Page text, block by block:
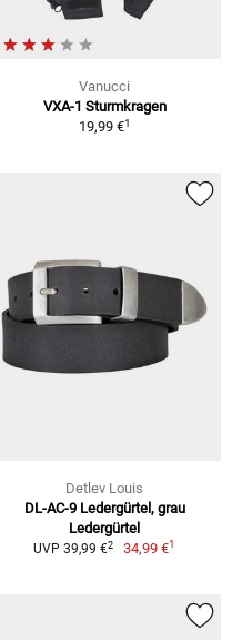
Vanucci
VXA-1 Sturmkragen
19,99 €1
Detlev Louis
DL-AC-9 Ledergürtel, grau
Ledergürtel
UVP 39,99 €2 34,99 €1